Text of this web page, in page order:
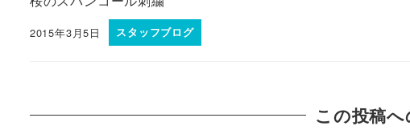
2015年3月5日 スタッフブログ
この投稿